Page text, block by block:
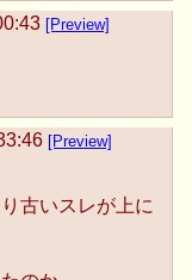
[Preview]
[Preview]
古いスレが上に